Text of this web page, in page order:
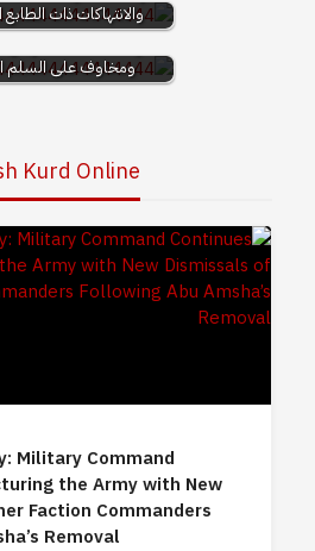
والانتهاكات ذات
ومخاوف على السلم
Kurd Online
Military Command
the Army with New
Faction Commanders
Removal